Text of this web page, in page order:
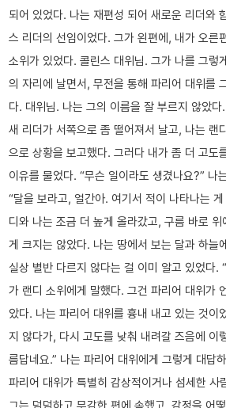
되어 있었다. 나는 재편성 되어 새로운 리더와
스 리더의 선임이었다. 그가 왼편에, 내가 오른
소위가 있었다. 콜린스 대위님. 그가 나를 그렇
의 자리에 날면서, 무전을 통해 파리어 대위를
다. 대위님. 나는 그의 이름을 잘 부르지 않았다.
새 리더가 서쪽으로 좀 떨어져서 날고, 나는 랜
으로 상황을 보고했다. 그러다 내가 좀 더 고도
이유를 물었다. “무슨 일이라도 생겼나요?” 나
“달을 보라고, 얼간아. 여기서 적이 나타나는
디와 나는 조금 더 높게 올라갔고, 구름 바로
게 크지는 않았다. 나는 땅에서 보는 달과 하늘
실상 별반 다르지 않다는 걸 이미 알고 있었다.
가 랜디 소위에게 말했다. 그건 파리어 대위가
았다. 나는 파리어 대위를 흉내 내고 있는 것이
지 않다가, 다시 고도를 낮춰 내려갈 즈음에 이
름답네요.” 나는 파리어 대위에게 그렇게 대답
파리어 대위가 특별히 감상적이거나 섬세한 사